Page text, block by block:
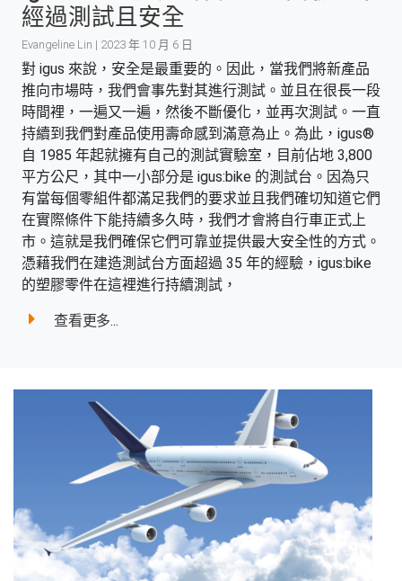
經過測試且安全
Evangeline Lin | 2023 年 10 月 6 日
對 igus 來說，安全是最重要的。因此，當我們將新產品
推向市場時，我們會事先對其進行測試。並且在很長一段
時間裡，一遍又一遍，然後不斷優化，並再次測試。一直
持續到我們對產品使用壽命感到滿意為止。為此，igus®
自 1985 年起就擁有自己的測試實驗室，目前佔地 3,800
平方公尺，其中一小部分是 igus:bike 的測試台。因為只
有當每個零組件都滿足我們的要求並且我們確切知道它們
在實際條件下能持續多久時，我們才會將自行車正式上
市。這就是我們確保它們可靠並提供最大安全性的方式。
憑藉我們在建造測試台方面超過 35 年的經驗，igus:bike
的塑膠零件在這裡進行持續測試，
查看更多...